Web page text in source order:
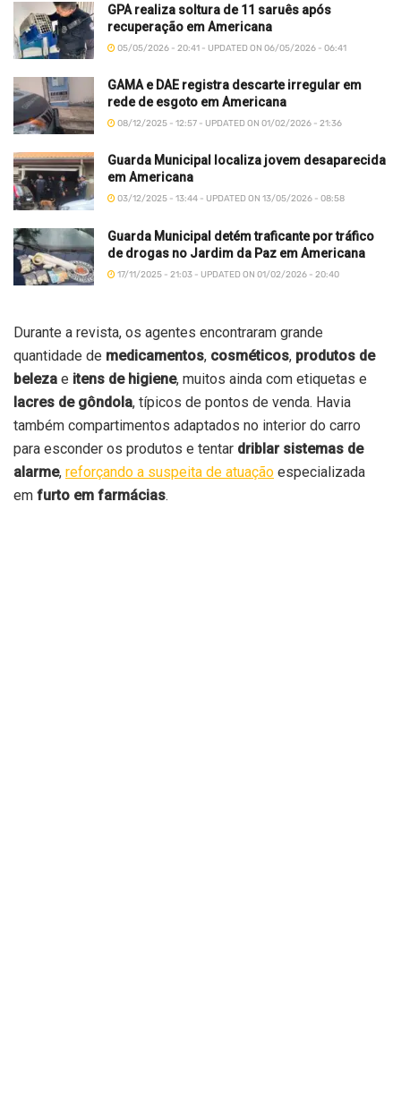
GPA realiza soltura de 11 saruês após
recuperação em Americana
05/05/2026 - 20:41 - UPDATED ON 06/05/2026 - 06:41
GAMA e DAE registra descarte irregular em
rede de esgoto em Americana
08/12/2025 - 12:57 - UPDATED ON 01/02/2026 - 21:36
Guarda Municipal localiza jovem desaparecida
em Americana
03/12/2025 - 13:44 - UPDATED ON 13/05/2026 - 08:58
Guarda Municipal detém traficante por tráfico
de drogas no Jardim da Paz em Americana
17/11/2025 - 21:03 - UPDATED ON 01/02/2026 - 20:40
Durante a revista, os agentes encontraram grande
quantidade de medicamentos, cosméticos, produtos de
beleza e itens de higiene, muitos ainda com etiquetas e
lacres de gôndola, típicos de pontos de venda. Havia
também compartimentos adaptados no interior do carro
para esconder os produtos e tentar driblar sistemas de
alarme, reforçando a suspeita de atuação especializada
em furto em farmácias.